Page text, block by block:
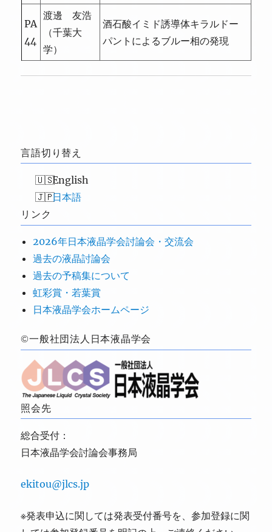
PA
44
渡邊 友浩
（千葉大
学）
酒石酸イミド誘導体キラルドー
パントによるブルー相の発現
言語切り替え
English
日本語
リンク
2026年日本液晶学会討論会・交流会
過去の液晶討論会
過去の予稿集について
虹彩賞・若葉賞
日本液晶学会ホームページ
©一般社団法人日本液晶学会
照会先
総合受付：
日本液晶学会討論会事務局
ekitou@jlcs.jp
※発表申込に関しては発表受付番号を、参加登録に関